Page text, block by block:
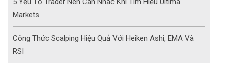
5 Yếu Tố Trader Nên Cân Nhắc Khi Tìm Hiểu Ultima
Markets
Công Thức Scalping Hiệu Quả Với Heiken Ashi, EMA Và
RSI